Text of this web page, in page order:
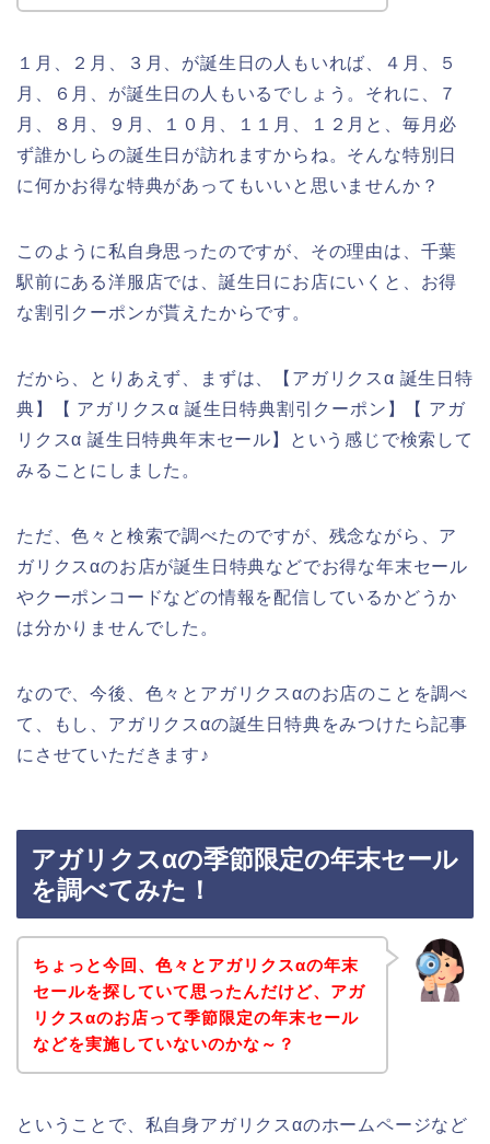
１月、２月、３月、が誕生日の人もいれば、４月、５
月、６月、が誕生日の人もいるでしょう。それに、７
月、８月、９月、１０月、１１月、１２月と、毎月必
ず誰かしらの誕生日が訪れますからね。そんな特別日
に何かお得な特典があってもいいと思いませんか？
このように私自身思ったのですが、その理由は、千葉
駅前にある洋服店では、誕生日にお店にいくと、お得
な割引クーポンが貰えたからです。
だから、とりあえず、まずは、【アガリクスα 誕生日特
典】【 アガリクスα 誕生日特典割引クーポン】【 アガ
リクスα 誕生日特典年末セール】という感じで検索して
みることにしました。
ただ、色々と検索で調べたのですが、残念ながら、ア
ガリクスαのお店が誕生日特典などでお得な年末セール
やクーポンコードなどの情報を配信しているかどうか
は分かりませんでした。
なので、今後、色々とアガリクスαのお店のことを調べ
て、もし、アガリクスαの誕生日特典をみつけたら記事
にさせていただきます♪
アガリクスαの季節限定の年末セール
を調べてみた！
ちょっと今回、色々とアガリクスαの年末
セールを探していて思ったんだけど、アガ
リクスαのお店って季節限定の年末セール
などを実施していないのかな～？
ということで、私自身アガリクスαのホームページなど